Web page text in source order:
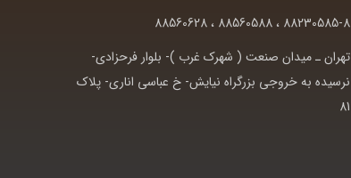
88230585-8 ، 88560588 ، 88560628
تهران ـ ميدان صنعت ( شهرک غرب )- بلوار فرحزادی-
نرسيده به خروجی بزرگراه نيايش- خ عباسی اناری- پلاک
81